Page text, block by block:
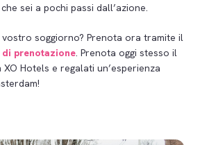
sei a pochi passi dall’azione.
soggiorno? Prenota ora tramite il
di prenotazione. Prenota oggi stesso il
Hotels e regalati un’esperienza